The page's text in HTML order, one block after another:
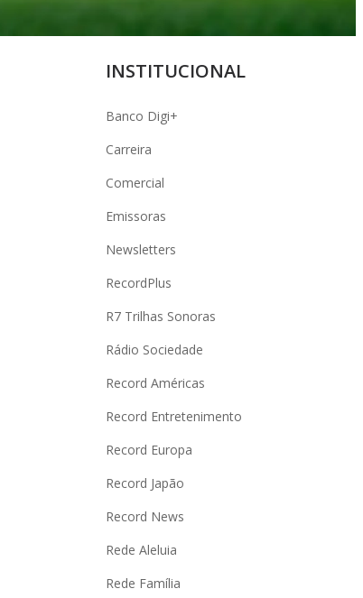
INSTITUCIONAL
Banco Digi+
Carreira
Comercial
Emissoras
Newsletters
RecordPlus
R7 Trilhas Sonoras
Rádio Sociedade
Record Américas
Record Entretenimento
Record Europa
Record Japão
Record News
Rede Aleluia
Rede Família